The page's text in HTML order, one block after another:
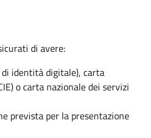
di avere:
di identità digitale), carta
o carta nazionale dei servizi
prevista per la presentazione